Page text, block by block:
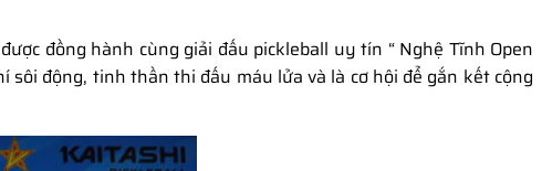
đồng hành cùng giải đấu pickleball uy tín “ Nghệ Tĩnh Open
động, tinh thần thi đấu máu lửa và là cơ hội để gắn kết cộng